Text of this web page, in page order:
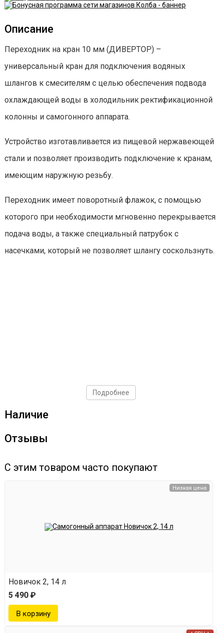
Описание
Переходник на кран 10 мм (ДИВЕРТОР) –
универсальный кран для подключения водяных
шлангов к смесителям с целью обеспечения подвода
охлаждающей воды в холодильник ректификационной
колонны и самогонного аппарата.
Устройство изготавливается из пищевой нержавеющей
стали и позволяет производить подключение к кранам,
имеющим наружную резьбу.
Переходник имеет поворотный флажок, с помощью
которого при необходимости мгновенно перекрывается
подача воды, а также специальный патрубок с
насечками, который не позволяет шлангу соскользнуть.
Подробнее
Наличие
Отзывы
С этим товаром часто покупают
Низкая цена
Новичок 2, 14 л
5 490 ₽